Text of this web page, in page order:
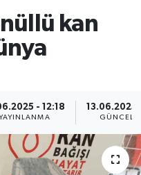
kan
- 12:18 13.06.2025
Fikstür